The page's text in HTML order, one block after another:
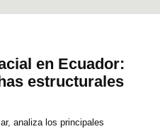
en Ecuador:
estructurales
analiza los principales